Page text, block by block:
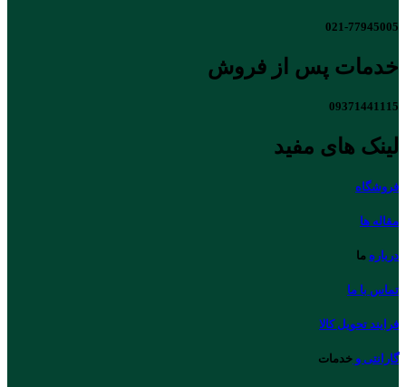
021-77945005
خدمات پس از فروش
09371441115
لینک های مفید
فروشگاه
مقاله ها
درباره ما
تماس با ما
فرایند تحویل کالا
گارانتی و خدمات